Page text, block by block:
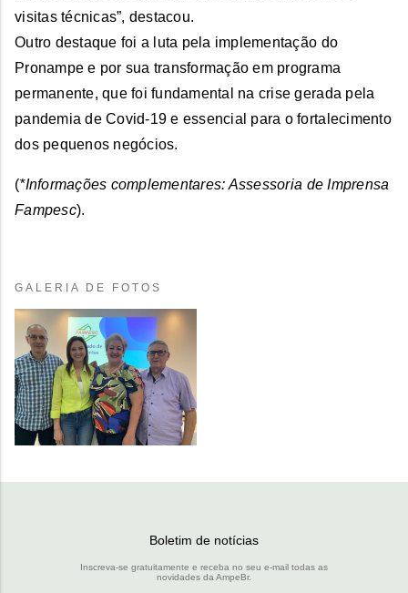
visitas técnicas”, destacou.
Outro destaque foi a luta pela implementação do
Pronampe e por sua transformação em programa
permanente, que foi fundamental na crise gerada pela
pandemia de Covid-19 e essencial para o fortalecimento
dos pequenos negócios.
(*Informações complementares: Assessoria de Imprensa
Fampesc).
GALERIA DE FOTOS
Boletim de notícias
Inscreva-se gratuitamente e receba no seu e-mail todas as
novidades da AmpeBr.